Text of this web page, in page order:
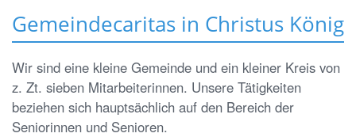
Gemeindecaritas in Christus König
Wir sind eine kleine Gemeinde und ein kleiner Kreis von
z. Zt. sieben Mitarbeiterinnen. Unsere Tätigkeiten
beziehen sich hauptsächlich auf den Bereich der
Seniorinnen und Senioren.